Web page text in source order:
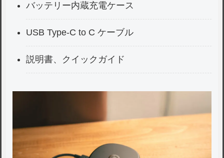
バッテリー内蔵充電ケース
USB Type-C to C ケーブル
説明書、クイックガイド